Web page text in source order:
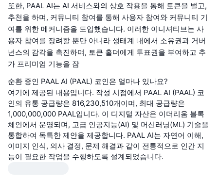
또한, PAAL AI는 AI 서비스와의 상호 작용을 통해 토큰을 벌고,
추천을 하며, 커뮤니티 참여를 통해 사용자 참여와 커뮤니티 기
여를 위한 메커니즘을 도입했습니다. 이러한 이니셔티브는 사
용자 참여를 장려할 뿐만 아니라 생태계 내에서 소유권과 거버
넌스의 감각을 촉진하며, 토큰 홀더에게 투표권을 부여하고 추
가 프리미엄 기능을 잠
순환 중인 PAAL AI (PAAL) 코인은 얼마나 있나요?
여기에 제공된 내용입니다. 작성 시점에서 PAAL AI (PAAL) 코
인의 유통 공급량은 816,230,510개이며, 최대 공급량은
1,000,000,000 PAAL입니다. 이 디지털 자산은 이더리움 블록
체인에서 운영되며, 고급 인공지능(AI) 및 머신러닝(ML) 기술을
통합하여 독특한 제안을 제공합니다. PAAL AI는 자연어 이해,
이미지 인식, 의사 결정, 문제 해결과 같이 전통적으로 인간 지
능이 필요한 작업을 수행하도록 설계되었습니다.